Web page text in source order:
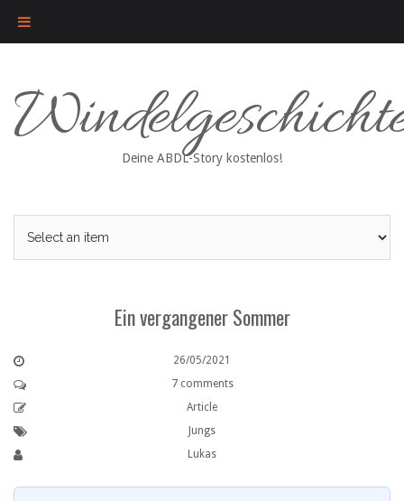
content
Deine ABDL-Story kostenlos!
Ein vergangener Sommer
26/05/2021
7 comments
Article
Jungs
Lukas